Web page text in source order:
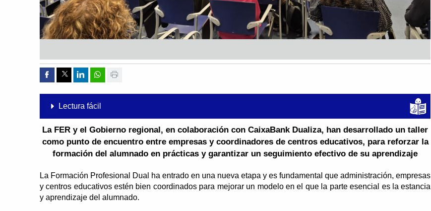
Compartir por Facebook
Compartir por Twitter
Compartir por Linkedin
Compartir por whatsapp
Lectura fácil
La FER y el Gobierno regional, en colaboración con CaixaBank Dualiza, han desarrollado un taller
como punto de encuentro entre empresas y coordinadores de centros educativos, para reforzar la
formación del alumnado en prácticas y garantizar un seguimiento efectivo de su aprendizaje
La Formación Profesional Dual ha entrado en una nueva etapa y es fundamental que administración, empresas
y centros educativos estén bien coordinados para mejorar un modelo en el que la parte esencial es la estancia
y aprendizaje del alumnado.